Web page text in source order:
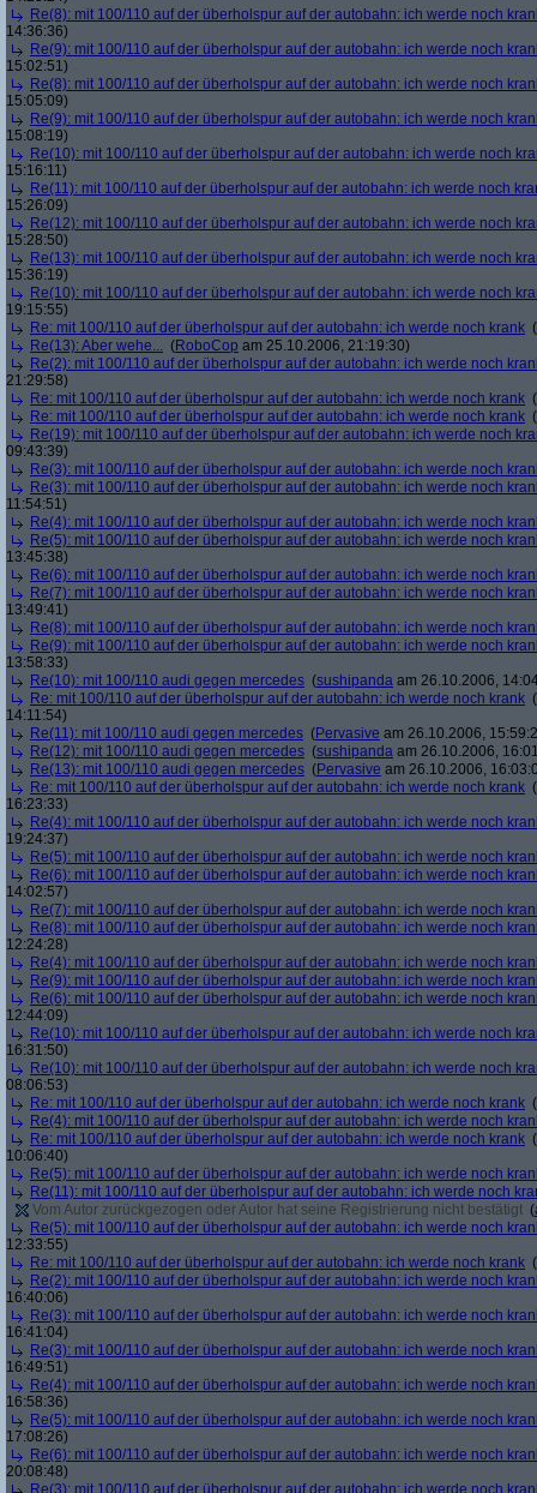
Re(8): mit 100/110 auf der überholspur auf der autobahn: ich werde noch
14:36:36)
Re(9): mit 100/110 auf der überholspur auf der autobahn: ich werde noch
15:02:51)
Re(8): mit 100/110 auf der überholspur auf der autobahn: ich werde noch
15:05:09)
Re(9): mit 100/110 auf der überholspur auf der autobahn: ich werde noch
15:08:19)
Re(10): mit 100/110 auf der überholspur auf der autobahn: ich werde noch
15:16:11)
Re(11): mit 100/110 auf der überholspur auf der autobahn: ich werde noch
15:26:09)
Re(12): mit 100/110 auf der überholspur auf der autobahn: ich werde noch
15:28:50)
Re(13): mit 100/110 auf der überholspur auf der autobahn: ich werde noch
15:36:19)
Re(10): mit 100/110 auf der überholspur auf der autobahn: ich werde noch
19:15:55)
Re: mit 100/110 auf der überholspur auf der autobahn: ich werde noch krank (
Re(13): Aber wehe... (RoboCop am 25.10.2006, 21:19:30)
Re(2): mit 100/110 auf der überholspur auf der autobahn: ich werde noch
21:29:58)
Re: mit 100/110 auf der überholspur auf der autobahn: ich werde noch krank (
Re: mit 100/110 auf der überholspur auf der autobahn: ich werde noch krank (
Re(19): mit 100/110 auf der überholspur auf der autobahn: ich werde noch
09:43:39)
Re(3): mit 100/110 auf der überholspur auf der autobahn: ich werde noch
Re(3): mit 100/110 auf der überholspur auf der autobahn: ich werde noch
11:54:51)
Re(4): mit 100/110 auf der überholspur auf der autobahn: ich werde noch
Re(5): mit 100/110 auf der überholspur auf der autobahn: ich werde noch
13:45:38)
Re(6): mit 100/110 auf der überholspur auf der autobahn: ich werde noch
Re(7): mit 100/110 auf der überholspur auf der autobahn: ich werde noch
13:49:41)
Re(8): mit 100/110 auf der überholspur auf der autobahn: ich werde noch
Re(9): mit 100/110 auf der überholspur auf der autobahn: ich werde noch
13:58:33)
Re(10): mit 100/110 audi gegen mercedes (sushipanda am 26.10.2006,
Re: mit 100/110 auf der überholspur auf der autobahn: ich werde noch krank (
14:11:54)
Re(11): mit 100/110 audi gegen mercedes (Pervasive am 26.10.2006,
Re(12): mit 100/110 audi gegen mercedes (sushipanda am 26.10.2006,
Re(13): mit 100/110 audi gegen mercedes (Pervasive am 26.10.2006,
Re: mit 100/110 auf der überholspur auf der autobahn: ich werde noch krank (
16:23:33)
Re(4): mit 100/110 auf der überholspur auf der autobahn: ich werde noch
19:24:37)
Re(5): mit 100/110 auf der überholspur auf der autobahn: ich werde noch
Re(6): mit 100/110 auf der überholspur auf der autobahn: ich werde noch
14:02:57)
Re(7): mit 100/110 auf der überholspur auf der autobahn: ich werde noch
Re(8): mit 100/110 auf der überholspur auf der autobahn: ich werde noch
12:24:28)
Re(4): mit 100/110 auf der überholspur auf der autobahn: ich werde noch
Re(9): mit 100/110 auf der überholspur auf der autobahn: ich werde noch
Re(6): mit 100/110 auf der überholspur auf der autobahn: ich werde noch
12:44:09)
Re(10): mit 100/110 auf der überholspur auf der autobahn: ich werde noch
16:31:50)
Re(10): mit 100/110 auf der überholspur auf der autobahn: ich werde noch
08:06:53)
Re: mit 100/110 auf der überholspur auf der autobahn: ich werde noch krank (
Re(4): mit 100/110 auf der überholspur auf der autobahn: ich werde noch
Re: mit 100/110 auf der überholspur auf der autobahn: ich werde noch krank (
10:06:40)
Re(5): mit 100/110 auf der überholspur auf der autobahn: ich werde noch
Re(11): mit 100/110 auf der überholspur auf der autobahn: ich werde noch
Vom Autor zurückgezogen oder Autor hat seine Registrierung nicht bestätigt (
Re(5): mit 100/110 auf der überholspur auf der autobahn: ich werde noch
12:33:55)
Re: mit 100/110 auf der überholspur auf der autobahn: ich werde noch krank (
Re(2): mit 100/110 auf der überholspur auf der autobahn: ich werde noch
16:40:06)
Re(3): mit 100/110 auf der überholspur auf der autobahn: ich werde noch
16:41:04)
Re(3): mit 100/110 auf der überholspur auf der autobahn: ich werde noch
16:49:51)
Re(4): mit 100/110 auf der überholspur auf der autobahn: ich werde noch
16:58:36)
Re(5): mit 100/110 auf der überholspur auf der autobahn: ich werde noch
17:08:26)
Re(6): mit 100/110 auf der überholspur auf der autobahn: ich werde noch
20:08:48)
Re(3): mit 100/110 auf der überholspur auf der autobahn: ich werde noch